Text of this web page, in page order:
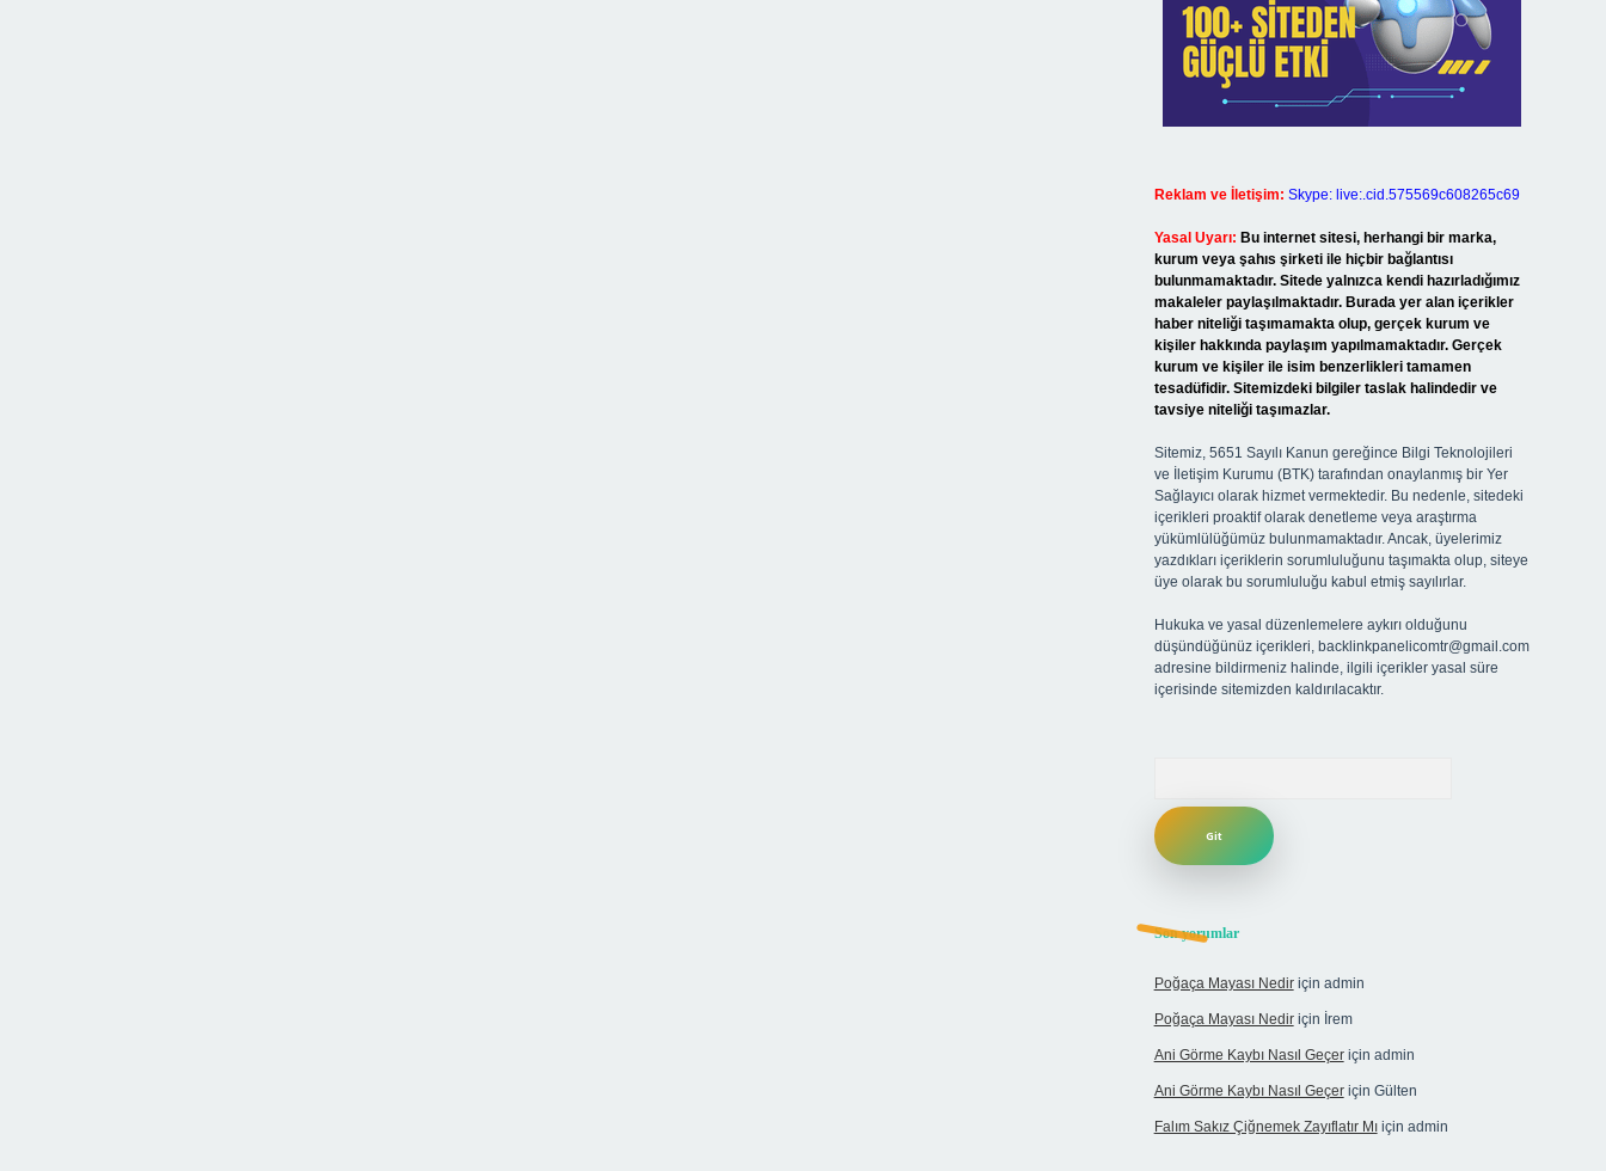
Reklam ve İletişim: Skype: live:.cid.575569c608265c69
Yasal Uyarı: Bu internet sitesi, herhangi bir marka,
kurum veya şahıs şirketi ile hiçbir bağlantısı
bulunmamaktadır. Sitede yalnızca kendi hazırladığımız
makaleler paylaşılmaktadır. Burada yer alan içerikler
haber niteliği taşımamakta olup, gerçek kurum ve
kişiler hakkında paylaşım yapılmamaktadır. Gerçek
kurum ve kişiler ile isim benzerlikleri tamamen
tesadüfidir. Sitemizdeki bilgiler taslak halindedir ve
tavsiye niteliği taşımazlar.
Sitemiz, 5651 Sayılı Kanun gereğince Bilgi Teknolojileri
ve İletişim Kurumu (BTK) tarafından onaylanmış bir Yer
Sağlayıcı olarak hizmet vermektedir. Bu nedenle, sitedeki
içerikleri proaktif olarak denetleme veya araştırma
yükümlülüğümüz bulunmamaktadır. Ancak, üyelerimiz
yazdıkları içeriklerin sorumluluğunu taşımakta olup, siteye
üye olarak bu sorumluluğu kabul etmiş sayılırlar.
Hukuka ve yasal düzenlemelere aykırı olduğunu
düşündüğünüz içerikleri, backlinkpanelicomtr@gmail.com
adresine bildirmeniz halinde, ilgili içerikler yasal süre
içerisinde sitemizden kaldırılacaktır.
Son yorumlar
Poğaça Mayası Nediriçin admin
Poğaça Mayası Nediriçin İrem
Ani Görme Kaybı Nasıl Geçeriçin admin
Ani Görme Kaybı Nasıl Geçeriçin Gülten
Falım Sakız Çiğnemek Zayıflatır Mıiçin admin